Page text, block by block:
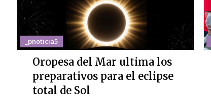
_pnoticia5
Oropesa del Mar ultima los
preparativos para el eclipse
total de Sol